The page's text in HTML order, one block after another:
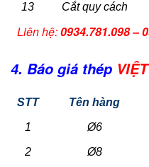
13 Cắt quy cách
Liên hệ:0934.781.098 –
4. Báo giá thép
STT Tên hàng
1 Ø6
2 Ø8